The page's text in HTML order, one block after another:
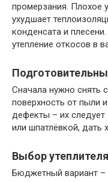
промерзания. Плохое
ухудшает
конденсата и
утепление откосов в
Сначала нужно снять
поверхность от пыли
дефекты – их
или шпатлёвкой, дать
Выбор
Бюджетный вариант –